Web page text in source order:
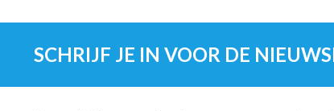
SCHRIJF JE IN VOOR DE